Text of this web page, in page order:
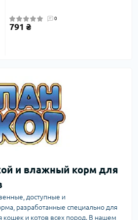
0
791 ₴
и влажный корм для
доступные и
разработанные специально для
кошек и котов всех пород. В нашем